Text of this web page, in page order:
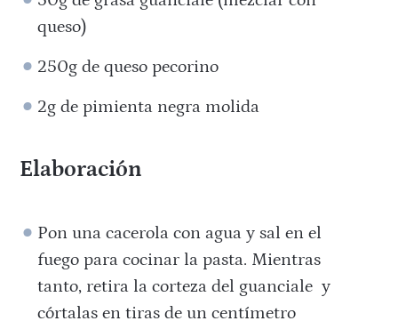
queso)
250g de queso pecorino
2g de pimienta negra molida
Elaboración
Pon una cacerola con agua y sal en el
fuego para cocinar la pasta. Mientras
tanto, retira la corteza del guanciale y
córtalas en tiras de un centímetro